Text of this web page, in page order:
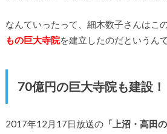
なんていったって、細木数子さんはこ
もの巨大寺院を建立したのだというん
70億円の巨大寺院も建設！
2017年12月17日放送の「上沼・高田